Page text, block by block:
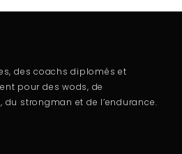
des coachs diplomés et
pour des wods, de
du strongman et de l’endurance.